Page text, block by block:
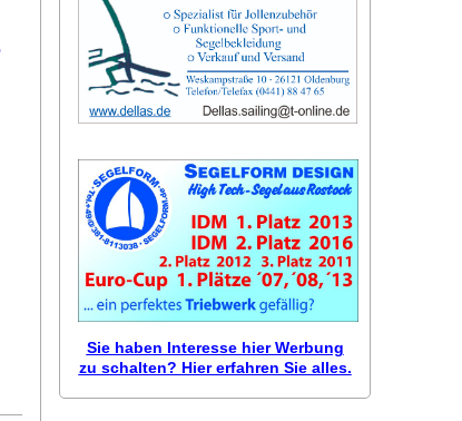
Sie haben Interesse hier Werbung
zu schalten? Hier erfahren Sie alles.